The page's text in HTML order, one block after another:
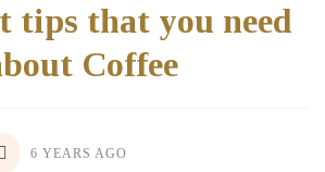
tips that you need
Coffee
6 YEARS AGO